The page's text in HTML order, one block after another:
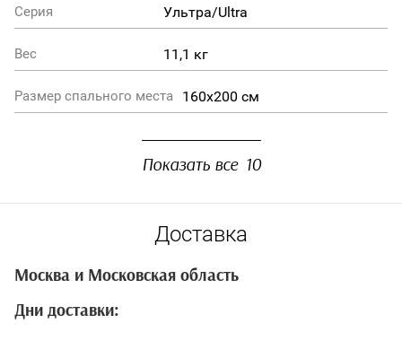
Серия Ультра/Ultra
Вес 11,1 кг
Размер спального места 160x200 см
Показать все 10
Доставка
Москва и Московская область
Дни доставки: